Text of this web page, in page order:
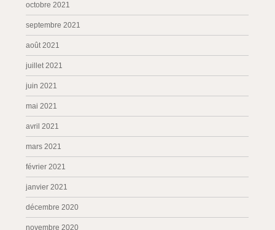
octobre 2021
septembre 2021
août 2021
juillet 2021
juin 2021
mai 2021
avril 2021
mars 2021
février 2021
janvier 2021
décembre 2020
novembre 2020